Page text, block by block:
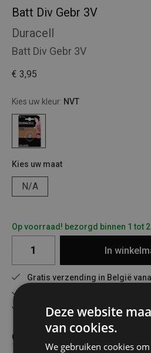
Batt Div Gebr 3V
Duracell
Batt Div Gebr 3V
€ 3,95
Kies uw kleur: NVT
Kies uw maat
N/A
Op voorraad! bezorgd binnen 1 tot
In
Gratis verzending in België
Advies op maat
Omschrijving
Deze website
van cookies.
We gebruiken cookies